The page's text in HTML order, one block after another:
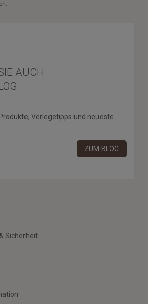
AUCH
Verlegetipps und neueste
ZUM BLOG
Sicherheit